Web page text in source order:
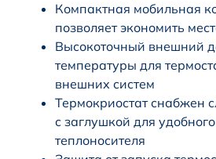
Компактная мобильная
позволяет экономить
Высокоточный внешний
температуры для
внешних систем
Термокриостат снабжен
с заглушкой для
теплоносителя